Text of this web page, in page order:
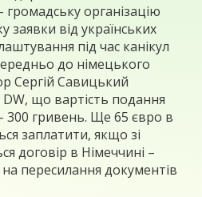
організацію
заявки від українських
під час канікул
до німецького
Сергій Савицький
що вартість подання
300 гривень. Ще 65 євро в
заплатити, якщо зі
договір в Німеччині –
пересилання документів